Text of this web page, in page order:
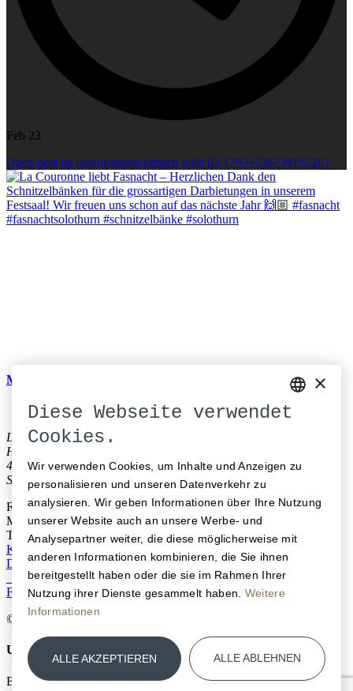
Feb 23
Open post by lacouronnesolothurn with ID 17931536739195261
Melde dich bei unserem Newsletter an und stay up to date.
La Couronne Hotel Restaurant
Hauptgasse 64
4500 Solothurn
Schweiz
Reservation
M
info@lacouronne-solothurn.ch
T
+41 32 625 10 10
Kontakt
Öffnungszeiten Offene Stellen
Datenschutz Impressum
FacebookInstagramLinkedIn
© 2026 La Couronne
Unsere Genossenschaft
Baseltor ∙ Solheure ∙ Salzhaus ∙ La Couronne ∙ Viktor ∙ Hoch3 ∙
FRENCH
×
Diese Webseite verwendet
Cookies.
Wir verwenden Cookies, um Inhalte und Anzeigen zu
personalisieren und unseren Datenverkehr zu
analysieren. Wir geben Informationen über Ihre Nutzung
unserer Website auch an unsere Werbe- und
Analysepartner weiter, die diese möglicherweise mit
anderen Informationen kombinieren, die Sie ihnen
bereitgestellt haben oder die sie im Rahmen Ihrer
Nutzung ihrer Dienste gesammelt haben.
Weitere
Informationen
ALLE AKZEPTIEREN ALLE ABLEHNEN